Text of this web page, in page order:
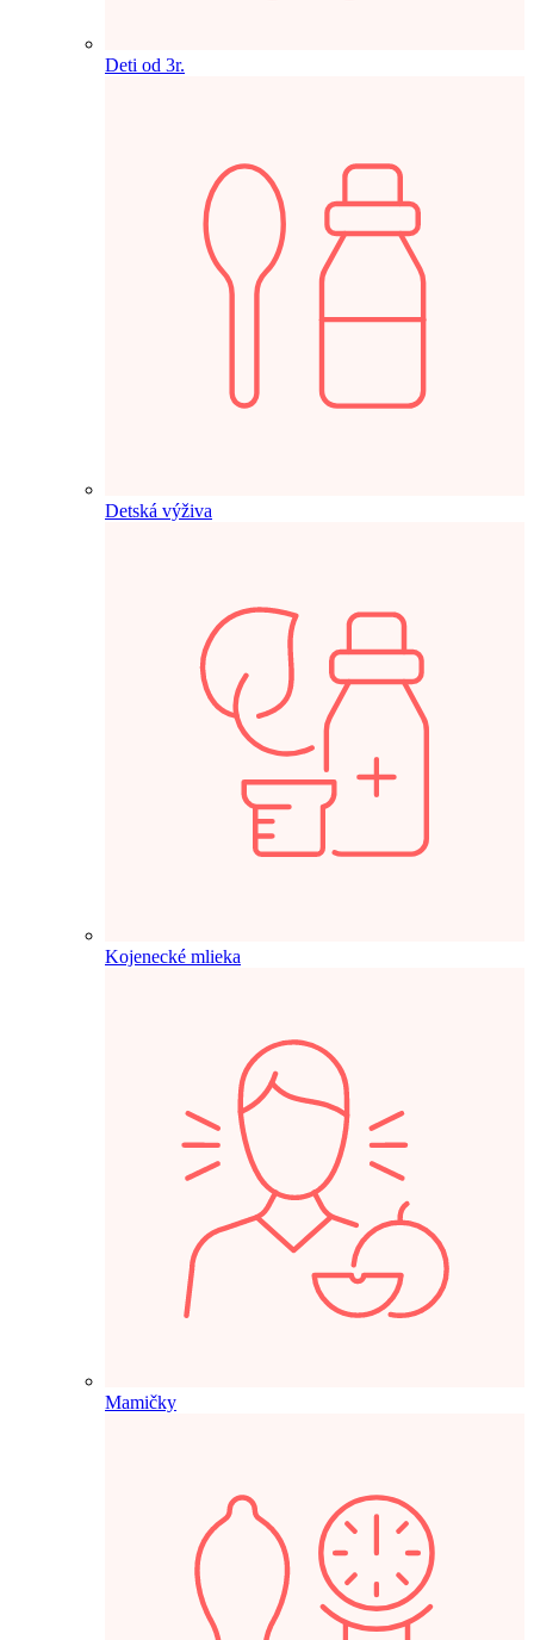
Deti od 3r.
Detská výživa
Kojenecké mlieka
Mamičky